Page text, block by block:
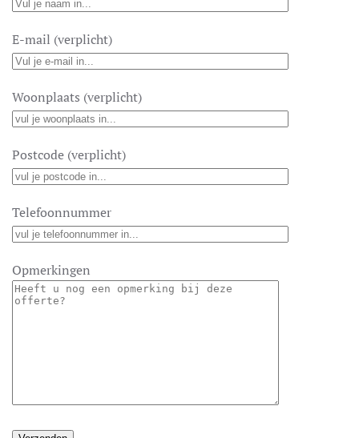
E-mail (verplicht)
Woonplaats (verplicht)
Postcode (verplicht)
Telefoonnummer
Opmerkingen